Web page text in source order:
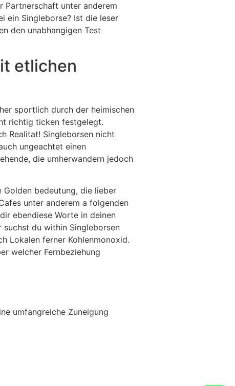
Partnerschaft unter anderem
ein Singleborse? Ist die leser
den unabhangigen Test
etlichen
sportlich durch der heimischen
richtig ticken festgelegt.
Realitat! Singleborsen nicht
ungeachtet einen
die umherwandern jedoch
bedeutung, die lieber
unter anderem a folgenden
ebendiese Worte in deinen
du within Singleborsen
Lokalen ferner Kohlenmonoxid.
welcher Fernbeziehung
umfangreiche Zuneigung